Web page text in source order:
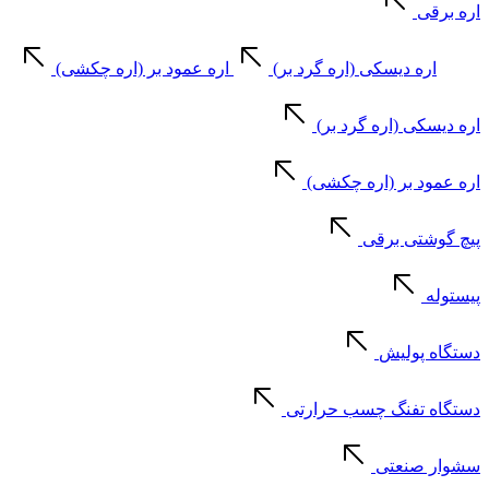
اره برقی
اره دیسکی (اره گرد بر) اره عمود بر (اره چکشی)
اره دیسکی (اره گرد بر)
اره عمود بر (اره چکشی)
پیچ گوشتی برقی
پیستوله
دستگاه پولیش
دستگاه تفنگ چسب حرارتی
سشوار صنعتی